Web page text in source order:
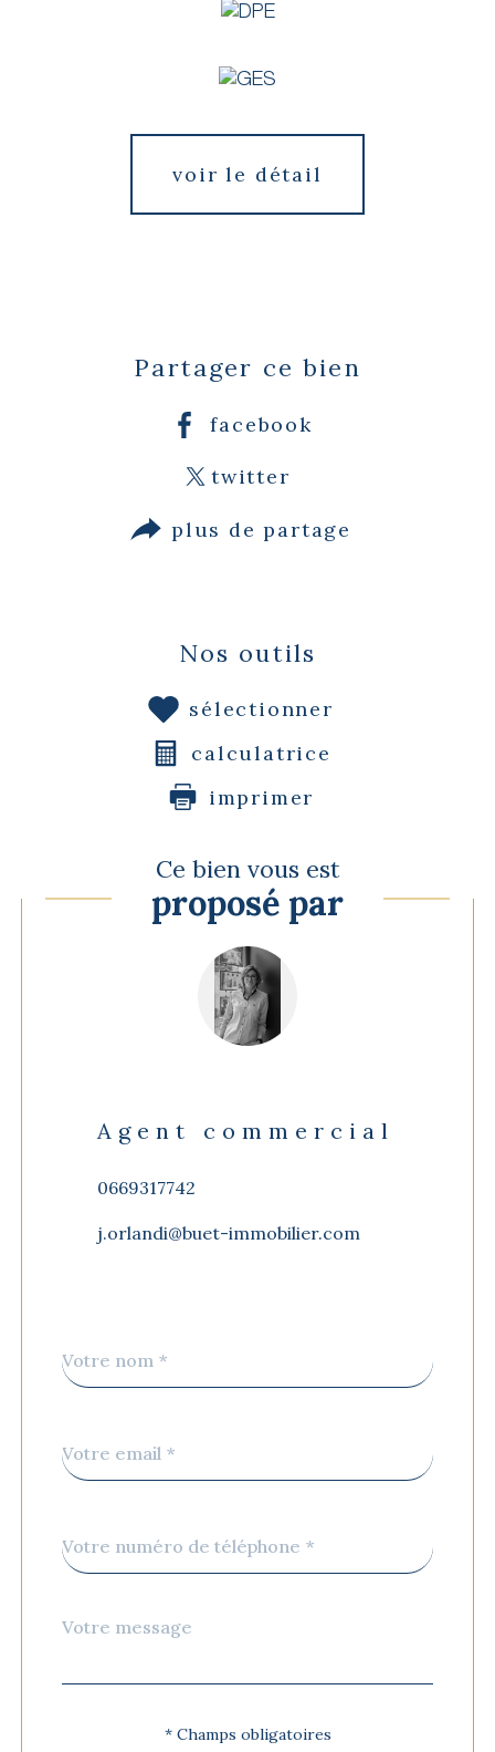
voir le détail
Partager ce bien
facebook
twitter
plus de partage
Nos outils
sélectionner
calculatrice
imprimer
Ce bien vous est
proposé par
Agent commercial
0669317742
j.orlandi@buet-immobilier.com
Fieldset
*
*
*
Fieldset
défaut
Message
Validation* Champs obligatoires